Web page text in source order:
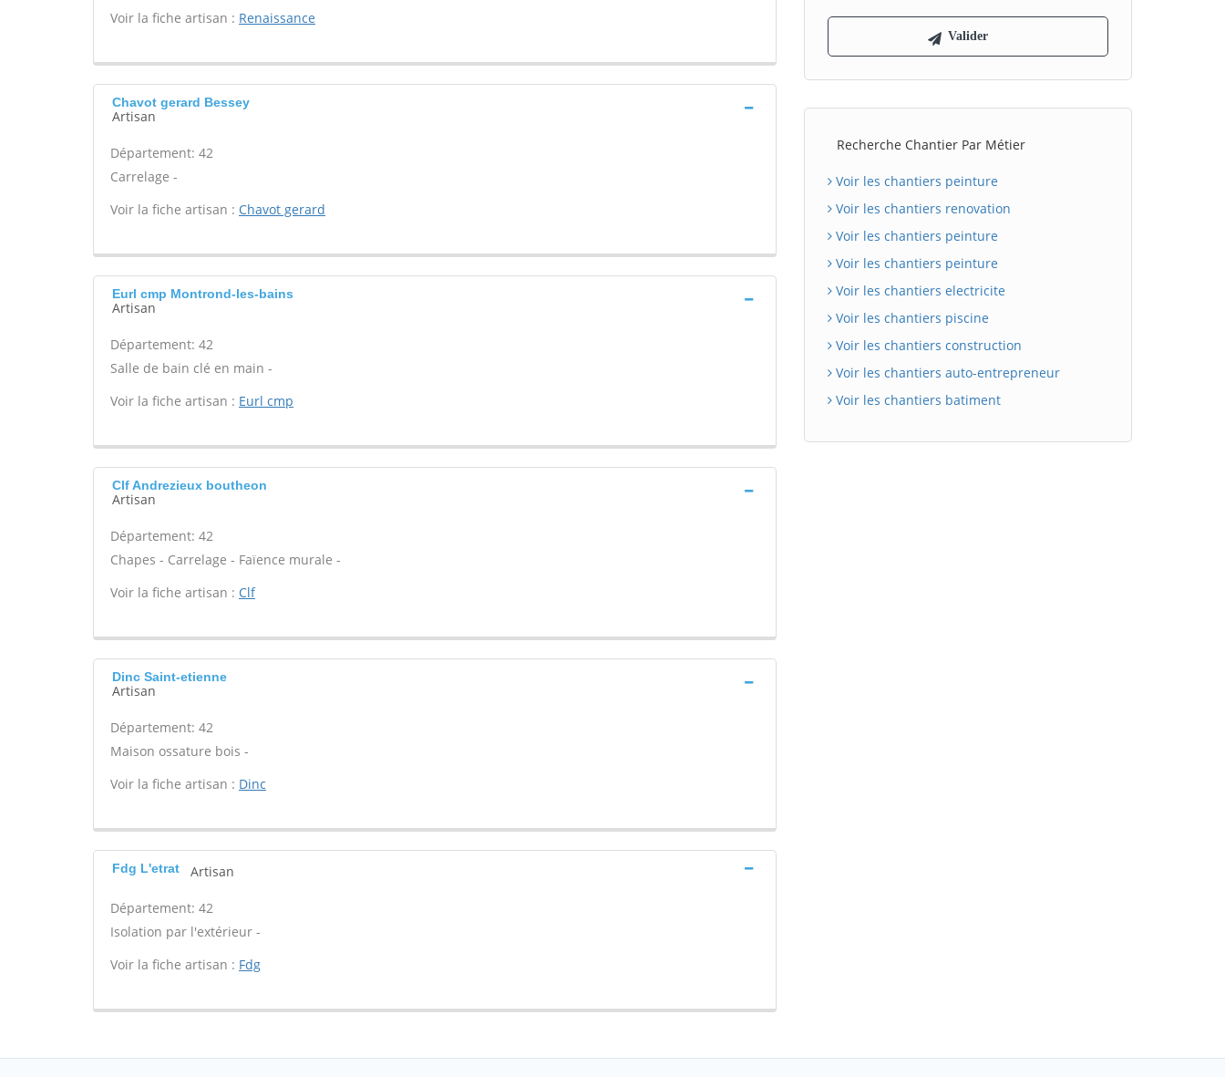
Voir la fiche artisan : Renaissance
Chavot gerard Bessey
Artisan
Département: 42
Carrelage -
Voir la fiche artisan : Chavot gerard
Eurl cmp Montrond-les-bains
Artisan
Département: 42
Salle de bain clé en main -
Voir la fiche artisan : Eurl cmp
Clf Andrezieux boutheon
Artisan
Département: 42
Chapes - Carrelage - Faïence murale -
Voir la fiche artisan : Clf
Dinc Saint-etienne
Artisan
Département: 42
Maison ossature bois -
Voir la fiche artisan : Dinc
Fdg L'etrat Artisan
Département: 42
Isolation par l'extérieur -
Voir la fiche artisan : Fdg
Recherche Chantier Par Métier
Voir les chantiers peinture
Voir les chantiers renovation
Voir les chantiers peinture
Voir les chantiers peinture
Voir les chantiers electricite
Voir les chantiers piscine
Voir les chantiers construction
Voir les chantiers auto-entrepreneur
Voir les chantiers batiment